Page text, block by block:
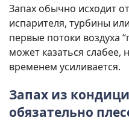
Запах обычно исходит
испарителя, турбины
первые потоки воздуха
может казаться слабее,
временем усиливается.
Запах из
обязательно